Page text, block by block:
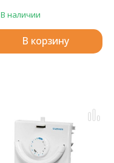
В наличии
В корзину